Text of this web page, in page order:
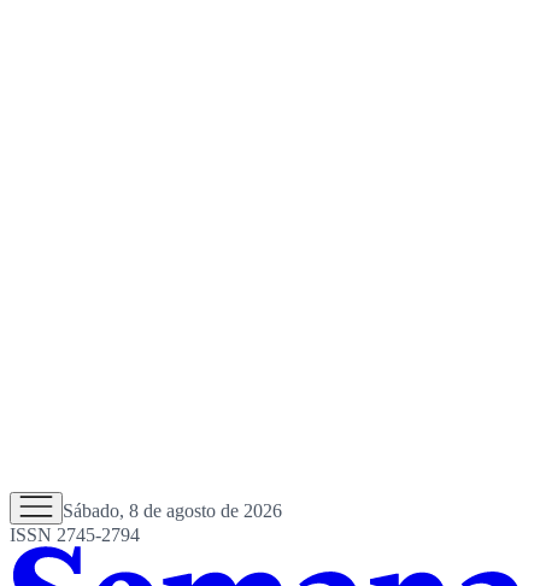
Sábado, 8 de agosto de 2026
ISSN 2745-2794